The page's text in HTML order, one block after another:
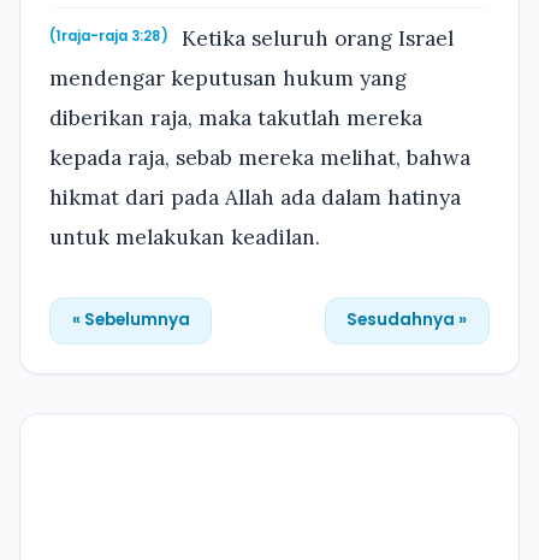
(1raja-raja 3:28)
Ketika seluruh orang Israel
mendengar keputusan hukum yang
diberikan raja, maka takutlah mereka
kepada raja, sebab mereka melihat, bahwa
hikmat dari pada Allah ada dalam hatinya
untuk melakukan keadilan.
« Sebelumnya Sesudahnya »